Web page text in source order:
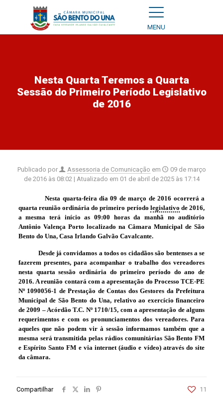
MENU
Nesta Quarta Teremos a Quarta
Sessão do Primeiro Período Legislativo
de 2016
Publicado por Assessoria de Comunicação em
09 de março
de 2016 às 08:02 | Atualizado em 01 de abril de 2025 às 17:14
Nesta quarta-feira dia 09 de março de 2016 ocorrerá a
quarta reunião ordinária do primeiro período legislativo de 2016,
a mesma terá início as 09:00 horas da manhã no auditório
Antônio Valença Porto localizado na Câmara Municipal de São
Bento do Una, Casa Irlando Galvão Cavalcante.
Desde já convidamos a todos os cidadãos são bentenses a se
fazerem presentes, para acompanhar o trabalho dos vereadores
nesta quarta sessão ordinária do primeiro período do ano de
2016. A reunião contará com a apresentação do Processo TCE-PE
Nº 1090056-1 de Prestação de Contas dos Gestores da Prefeitura
Municipal de São Bento do Una, relativo ao exercício financeiro
de 2009 – Acórdão T.C. Nº 1710/15, coma apresentação de alguns
requerimentos e com os pronunciamentos dos vereadores. Para
aqueles que não podem vir à sessão informamos também que a
mesma será transmitida pelas rádios comunitárias São Bento FM
e Espírito Santo FM e via internet (áudio e vídeo) através do site
da câmara.
Compartilhar 11